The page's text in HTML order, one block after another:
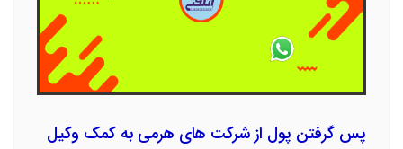
پس گرفتن پول از شرکت های هرمی به کمک وکیل